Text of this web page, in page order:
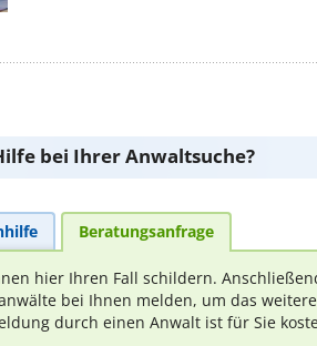
bei Ihrer Anwaltsuche?
Beratungsanfrage
hier Ihren Fall schildern.
bei Ihnen melden, um das
durch einen Anwalt ist für Sie